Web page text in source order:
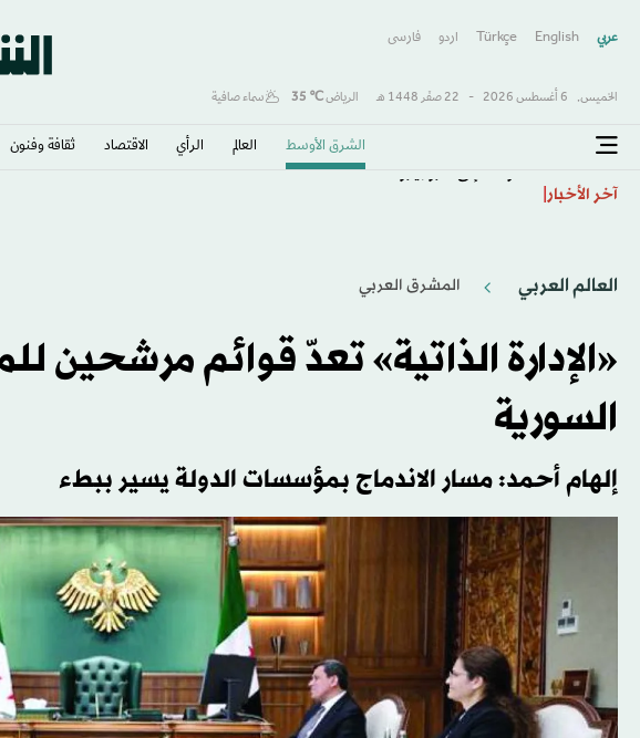
عربي English
Türkçe اردو فارسى
الخميس, 6 أغسطس 2026 - 22 صفَر 1448 هـ الرياض℃
35 سماء صافية
الشرق الأوسط​ العالم الرأي الاقتصاد ثقافة وفنون
آخر الأخبار
العالم العربي المشرق العربي
«الإدارة الذاتية» تعدّ قوائم مرشحين
السورية
إلهام أحمد: مسار الاندماج بمؤسسات الدولة يسير ببطء